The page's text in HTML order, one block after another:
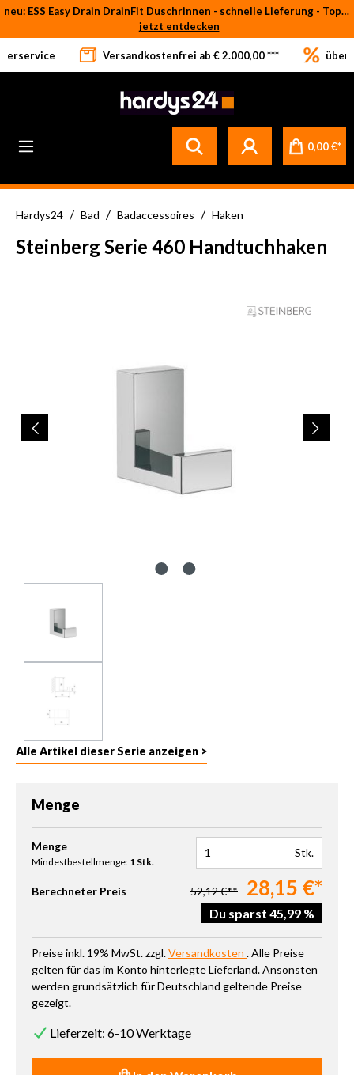
Zum Hauptinhalt springen
neu: ESS Easy Drain DrainFit Duschrinnen - schnelle Lieferung - Top-Preise
jetzt entdecken
Versandkostenfrei ab € 2.000,00 *** über
0,00 €*
Hardys24 / Bad / Badaccessoires / Haken
Steinberg Serie 460 Handtuchhaken
Alle Artikel dieser Serie anzeigen >
Menge
Produkt Anzahl: Gib den gewünschten Wert ein oder benutze
Menge
Mindestbestellmenge: 1 Stk.
Stk.
Berechneter Preis 52,12 €** 28,15 €*
Du sparst 45,99 %
Preise inkl. 19% MwSt. zzgl.Versandkosten . Alle Preise
gelten für das im Konto hinterlegte Lieferland. Ansonsten
werden grundsätzlich für Deutschland geltende Preise
gezeigt.
Lieferzeit: 6-10 Werktage